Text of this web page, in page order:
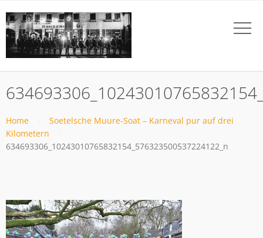
Home
Soetelsche Muure-Soat – Karneval pur auf drei
Kilometern
634693306_10243010765832154_576323500537224122_n